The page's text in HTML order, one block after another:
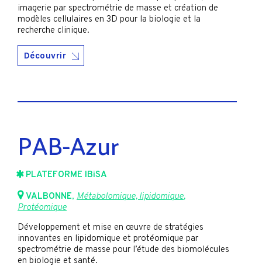
imagerie par spectrométrie de masse et création de
modèles cellulaires en 3D pour la biologie et la
recherche clinique.
Découvrir
PAB-Azur
PLATEFORME IBiSA
VALBONNE, Métabolomique, lipidomique,
Protéomique
Développement et mise en œuvre de stratégies
innovantes en lipidomique et protéomique par
spectrométrie de masse pour l’étude des biomolécules
en biologie et santé.